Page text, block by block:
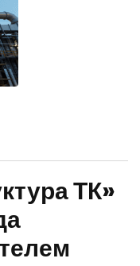
АСУ
ТК»